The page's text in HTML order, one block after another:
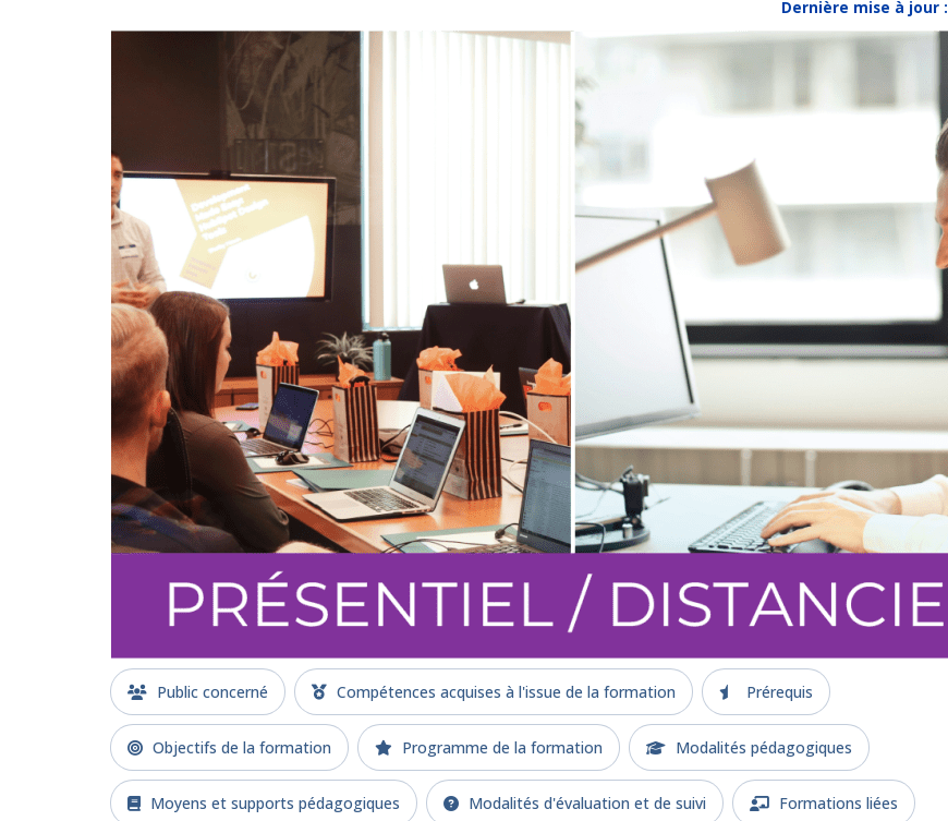
Dernière mise à jour :
Public concerné Compétences acquises à l'issue de la formation Prérequis
Objectifs de la formation Programme de la formation Modalités pédagogiques
Moyens et supports pédagogiques Modalités d'évaluation et de suivi Formations liées